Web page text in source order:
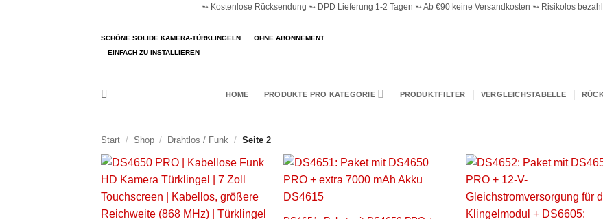
➵ Kostenlose Rücksendung ➵ DPD Lieferung 1-2 Tagen ➵ Ab €90 keine Versandkosten ➵ Risikolos
SCHÖNE SOLIDE KAMERA-TÜRKLINGELN
OHNE ABONNEMENT
EINFACH ZU INSTALLIEREN
HOME PRODUKTE PRO KATEGORIE PRODUKTFILTER VERGLEICHSTABELLE
Start / Shop / Drahtlos / Funk / Seite 2